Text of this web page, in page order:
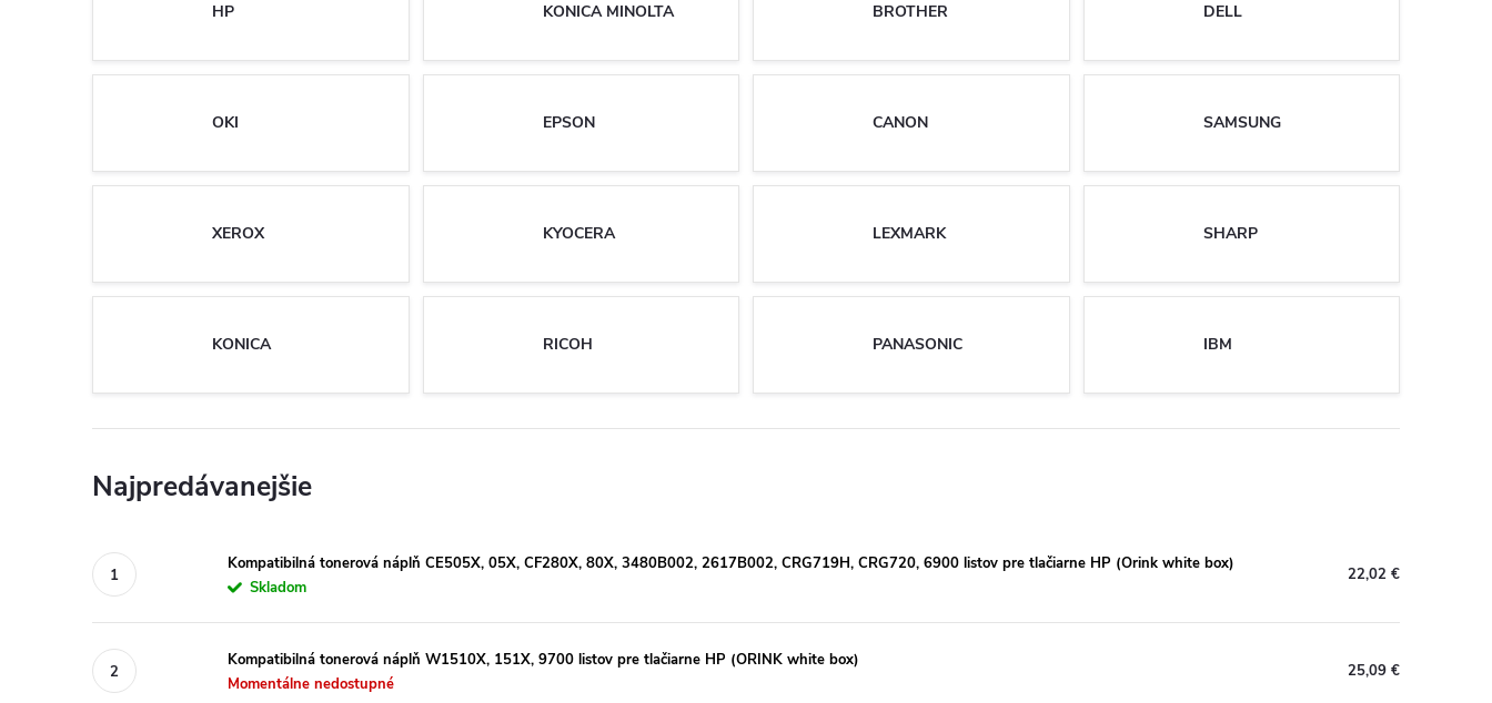
HP KONICA MINOLTA BROTHER DELL
OKI EPSON CANON SAMSUNG
XEROX KYOCERA LEXMARK SHARP
KONICA RICOH PANASONIC IBM
Najpredávanejšie
Kompatibilná tonerová náplň CE505X, 05X, CF280X, 80X, 3480B002, 2617B002, CRG719H, CRG720, 6900 listov pre tlačiarne HP (Orink white box)
Skladom
22,02 €
Kompatibilná tonerová náplň W1510X, 151X, 9700 listov pre tlačiarne HP (ORINK white box)
Momentálne nedostupné
25,09 €